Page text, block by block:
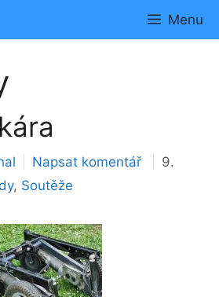
Menu
Napsat komentář
9.
, Soutěže